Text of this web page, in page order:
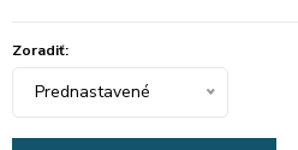
Zoradiť:
Prednastavené